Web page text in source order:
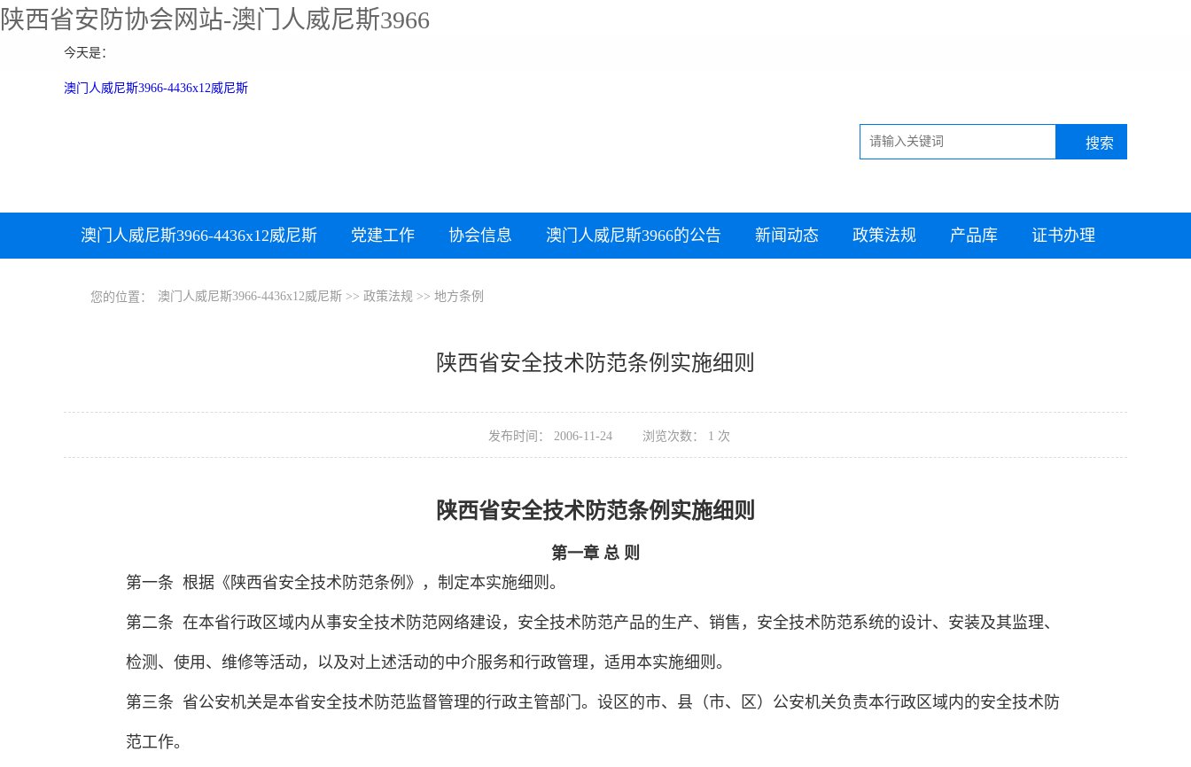
陕西省安防协会网站-澳门人威尼斯3966
今天是：
澳门人威尼斯3966-4436x12威尼斯
澳门人威尼斯3966-4436x12威尼斯 党建工作 协会信息 澳门人威尼斯3966的公告 新闻动态 政策法规 产品库 证书办理
您的位置： 澳门人威尼斯3966-4436x12威尼斯 >> 政策法规 >> 地方条例
陕西省安全技术防范条例实施细则
发布时间： 2006-11-24 浏览次数： 1 次
陕西省安全技术防范条例实施细则
第一章 总 则
第一条 根据《陕西省安全技术防范条例》，制定本实施细则。
第二条 在本省行政区域内从事安全技术防范网络建设，安全技术防范产品的生产、销售，安全技术防范系统的设计、安装及其监理、
检测、使用、维修等活动，以及对上述活动的中介服务和行政管理，适用本实施细则。
第三条 省公安机关是本省安全技术防范监督管理的行政主管部门。设区的市、县（市、区）公安机关负责本行政区域内的安全技术防
范工作。